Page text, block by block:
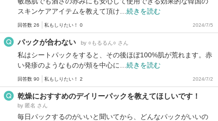
スキンケアアイテムを教えて頂け… 続きを読む
回答数 26 私もしりたい！ 0 2024/7/5
パックが合わない by ○もるるん○ さん
私はシートパックをすると、その後ほぼ100%肌が荒れます。赤
い発疹のようなものが頬を中心に… 続きを読む
回答数 90 私もしりたい！ 2 2024/7/2
乾燥におすすめのデイリーパックを教えてほしいです！
by 匿名 さん
毎日パックするのがいいと聞いてから、どんなパックがいいの